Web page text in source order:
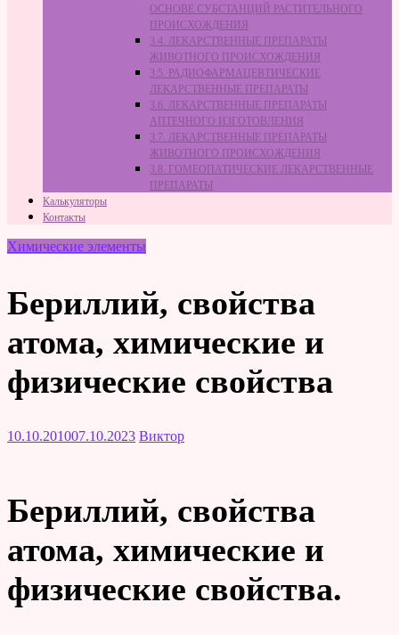
ОСНОВЕ СУБСТАНЦИЙ РАСТИТЕЛЬНОГО
ПРОИСХОЖДЕНИЯ
3.4. ЛЕКАРСТВЕННЫЕ ПРЕПАРАТЫ
ЖИВОТНОГО ПРОИСХОЖДЕНИЯ
3.5. РАДИОФАРМАЦЕВТИЧЕСКИЕ
ЛЕКАРСТВЕННЫЕ ПРЕПАРАТЫ
3.6. ЛЕКАРСТВЕННЫЕ ПРЕПАРАТЫ
АПТЕЧНОГО ИЗГОТОВЛЕНИЯ
3.7. ЛЕКАРСТВЕННЫЕ ПРЕПАРАТЫ
ЖИВОТНОГО ПРОИСХОЖДЕНИЯ
3.8. ГОМЕОПАТИЧЕСКИЕ ЛЕКАРСТВЕННЫЕ
ПРЕПАРАТЫ
Калькуляторы
Контакты
Химические элементы
Бериллий, свойства
атома, химические и
физические свойства
10.10.201007.10.2023 Виктор
Бериллий, свойства
атома, химические и
физические свойства.